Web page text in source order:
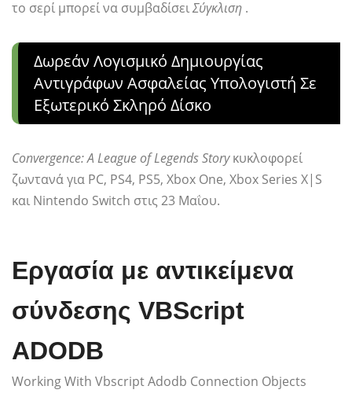
το σερί μπορεί να συμβαδίσειΣύγκλιση .
Δωρεάν Λογισμικό Δημιουργίας
Αντιγράφων Ασφαλείας Υπολογιστή Σε
Εξωτερικό Σκληρό Δίσκο
Convergence: A League of Legends Storyκυκλοφορεί
ζωντανά για PC, PS4, PS5, Xbox One, Xbox Series X|S
και Nintendo Switch στις 23 Μαΐου.
Εργασία με αντικείμενα
σύνδεσης VBScript
ADODB
Working With Vbscript Adodb Connection Objects